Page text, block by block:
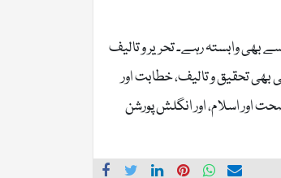
بھی وابستہ رہے۔ تحریر و تالیف
تحقیق و تالیف، خطابت اور
اور اسلام، اور انگلش پورشن